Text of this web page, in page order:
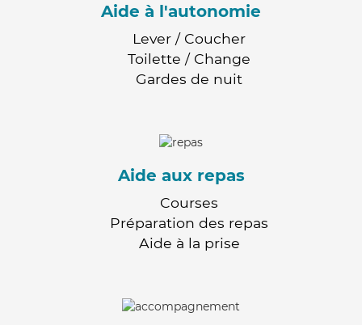
Aide à l'autonomie
Lever / Coucher
Toilette / Change
Gardes de nuit
Aide aux repas
Courses
Préparation des repas
Aide à la prise